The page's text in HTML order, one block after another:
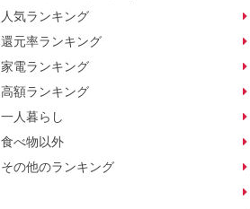
人気ランキング
還元率ランキング
家電ランキング
高額ランキング
一人暮らし
食べ物以外
その他のランキング